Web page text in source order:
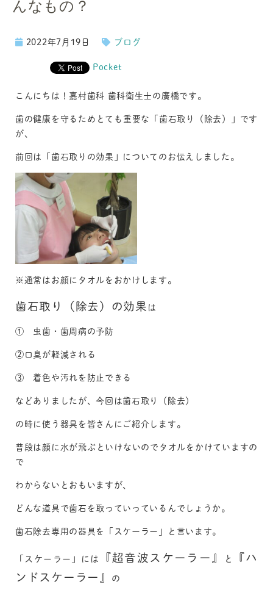
んなもの？
2022年7月19日 ブログ
Pocket
こんにちは！嘉村歯科 歯科衛生士の廣橋です。
歯の健康を守るためとても重要な「歯石取り（除去）」です
が、
前回は「歯石取りの効果」についてのお伝えしました。
※通常はお顔にタオルをおかけします。
歯石取り（除去）の効果 は
① 虫歯・歯周病の予防
②口臭が軽減される
③ 着色や汚れを防止できる
などありましたが、今回は歯石取り（除去）
の時に使う器具を皆さんにご紹介します。
普段は顔に水が飛ぶといけないのでタオルをかけていますの
で
わからないとおもいますが、
どんな道具で歯石を取っていっているんでしょうか。
歯石除去専用の器具を「スケーラー」と言います。
「スケーラー」には 『超音波スケーラー』 と
『ハ
ンドスケーラー』
の